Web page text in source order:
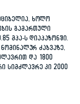
ხოლო
გამართული
მპა-ს დიაპაზონში.
ძაბვაზე,
და 1800
სიმძლავრე კი 2000